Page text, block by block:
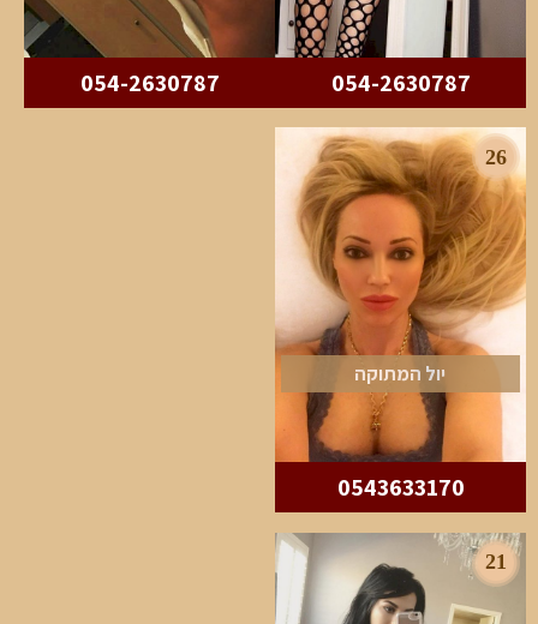
054-2630787
054-2630787
26
יול המתוקה
0543633170
21